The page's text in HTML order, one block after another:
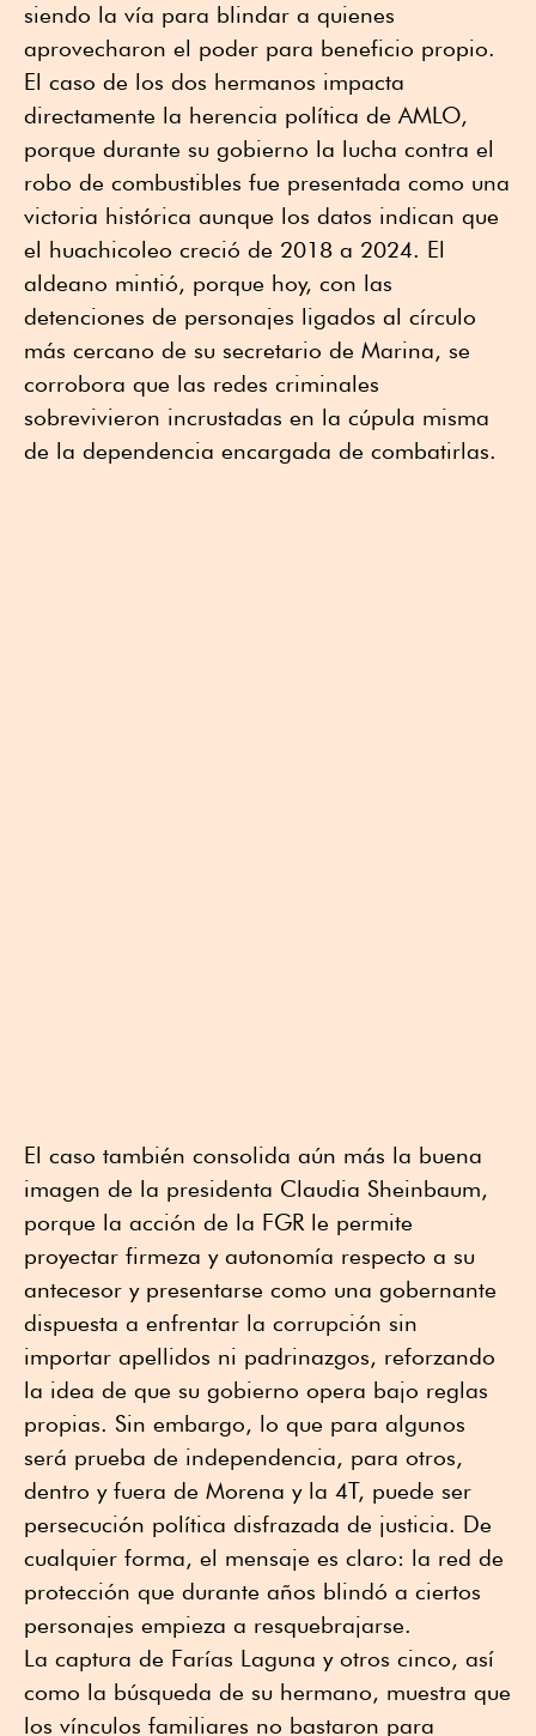
siendo la vía para blindar a quienes
aprovecharon el poder para beneficio propio.
El caso de los dos hermanos impacta
directamente la herencia política de AMLO,
porque durante su gobierno la lucha contra el
robo de combustibles fue presentada como una
victoria histórica aunque los datos indican que
el huachicoleo creció de 2018 a 2024. El
aldeano mintió, porque hoy, con las
detenciones de personajes ligados al círculo
más cercano de su secretario de Marina, se
corrobora que las redes criminales
sobrevivieron incrustadas en la cúpula misma
de la dependencia encargada de combatirlas.
El caso también consolida aún más la buena
imagen de la presidenta Claudia Sheinbaum,
porque la acción de la FGR le permite
proyectar firmeza y autonomía respecto a su
antecesor y presentarse como una gobernante
dispuesta a enfrentar la corrupción sin
importar apellidos ni padrinazgos, reforzando
la idea de que su gobierno opera bajo reglas
propias. Sin embargo, lo que para algunos
será prueba de independencia, para otros,
dentro y fuera de Morena y la 4T, puede ser
persecución política disfrazada de justicia. De
cualquier forma, el mensaje es claro: la red de
protección que durante años blindó a ciertos
personajes empieza a resquebrajarse.
La captura de Farías Laguna y otros cinco, así
como la búsqueda de su hermano, muestra que
los vínculos familiares no bastaron para